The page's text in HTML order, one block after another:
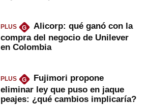
PLUS G
Alicorp: qué ganó con la
compra del negocio de Unilever
en Colombia
PLUS G
Fujimori propone
eliminar ley que puso en jaque
peajes: ¿qué cambios implicaría?